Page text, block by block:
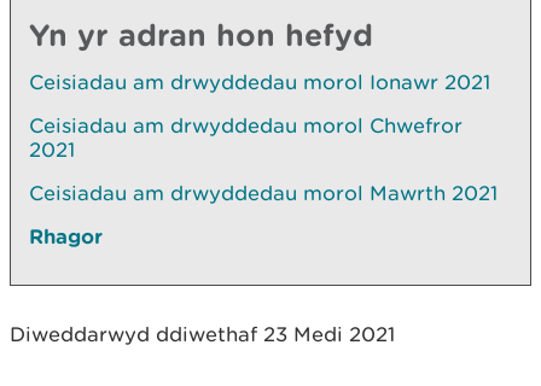
Yn yr adran hon hefyd
Ceisiadau am drwyddedau morol Ionawr 2021
Ceisiadau am drwyddedau morol Chwefror
2021
Ceisiadau am drwyddedau morol Mawrth 2021
Rhagor
Diweddarwyd ddiwethaf 23 Medi 2021